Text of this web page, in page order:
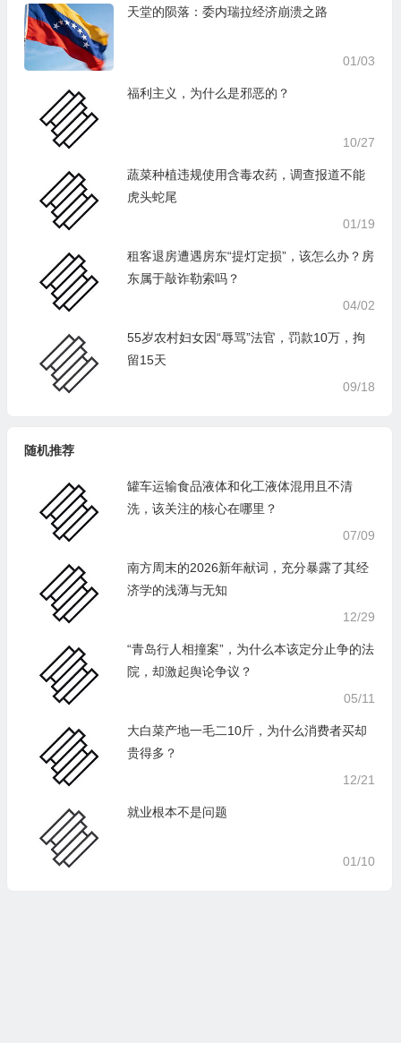
天堂的陨落：委内瑞拉经济崩溃之路
01/03
福利主义，为什么是邪恶的？
10/27
蔬菜种植违规使用含毒农药，调查报道不能
虎头蛇尾
01/19
租客退房遭遇房东“提灯定损”，该怎么办？房
东属于敲诈勒索吗？
04/02
55岁农村妇女因“辱骂”法官，罚款10万，拘
留15天
09/18
随机推荐
罐车运输食品液体和化工液体混用且不清
洗，该关注的核心在哪里？
07/09
南方周末的2026新年献词，充分暴露了其经
济学的浅薄与无知
12/29
“青岛行人相撞案”，为什么本该定分止争的法
院，却激起舆论争议？
05/11
大白菜产地一毛二10斤，为什么消费者买却
贵得多？
12/21
就业根本不是问题
01/10